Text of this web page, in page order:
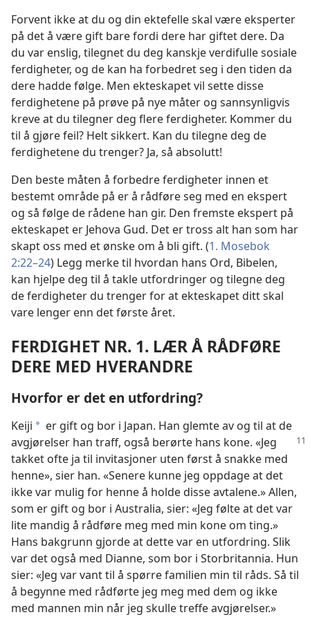
Forvent ikke at du og din ektefelle skal være eksperter
på det å være gift bare fordi dere har giftet dere. Da
du var enslig, tilegnet du deg kanskje verdifulle sosiale
ferdigheter, og de kan ha forbedret seg i den tiden da
dere hadde følge. Men ekteskapet vil sette disse
ferdighetene på prøve på nye måter og sannsynligvis
kreve at du tilegner deg flere ferdigheter. Kommer du
til å gjøre feil? Helt sikkert. Kan du tilegne deg de
ferdighetene du trenger? Ja, så absolutt!
Den beste måten å forbedre ferdigheter innen et
bestemt område på er å rådføre seg med en ekspert
og så følge de rådene han gir. Den fremste ekspert på
ekteskapet er Jehova Gud. Det er tross alt han som har
skapt oss med et ønske om å bli gift. (1. Mosebok
2:22–24) Legg merke til hvordan hans Ord, Bibelen,
kan hjelpe deg til å takle utfordringer og tilegne deg
de ferdigheter du trenger for at ekteskapet ditt skal
vare lenger enn det første året.
FERDIGHET NR. 1. LÆR Å RÅDFØRE
DERE MED HVERANDRE
Hvorfor er det en utfordring?
Keiji * er gift og bor i Japan. Han glemte av og til at de
avgjørelser han traff, også berørte hans kone. «Jeg
takket ofte ja til invitasjoner uten først å snakke med
henne», sier han. «Senere kunne jeg oppdage at det
ikke var mulig for henne å holde disse avtalene.» Allen,
som er gift og bor i Australia, sier: «Jeg følte at det var
lite mandig å rådføre meg med min kone om ting.»
Hans bakgrunn gjorde at dette var en utfordring. Slik
var det også med Dianne, som bor i Storbritannia. Hun
sier: «Jeg var vant til å spørre familien min til råds. Så til
å begynne med rådførte jeg meg med dem og ikke
med mannen min når jeg skulle treffe avgjørelser.»